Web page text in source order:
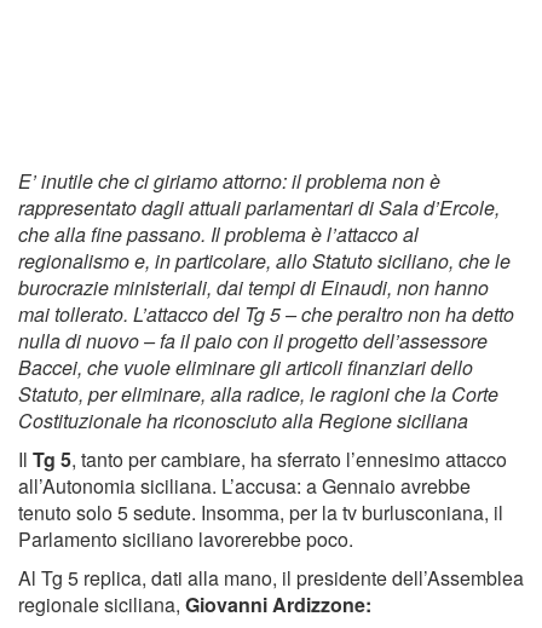
E’ inutile che ci giriamo attorno: il problema non è
rappresentato dagli attuali parlamentari di Sala d’Ercole,
che alla fine passano. Il problema è l’attacco al
regionalismo e, in particolare, allo Statuto siciliano, che le
burocrazie ministeriali, dai tempi di Einaudi, non hanno
mai tollerato. L’attacco del Tg 5 – che peraltro non ha detto
nulla di nuovo – fa il paio con il progetto dell’assessore
Baccei, che vuole eliminare gli articoli finanziari dello
Statuto, per eliminare, alla radice, le ragioni che la Corte
Costituzionale ha riconosciuto alla Regione siciliana
Il Tg 5, tanto per cambiare, ha sferrato l’ennesimo attacco
all’Autonomia siciliana. L’accusa: a Gennaio avrebbe
tenuto solo 5 sedute. Insomma, per la tv burlusconiana, il
Parlamento siciliano lavorerebbe poco.
Al Tg 5 replica, dati alla mano, il presidente dell’Assemblea
regionale siciliana, Giovanni Ardizzone: